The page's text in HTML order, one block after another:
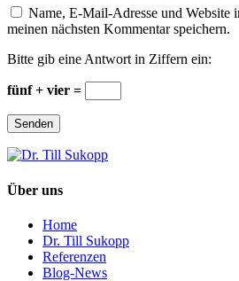
Name, E-Mail-Adresse und Website
meinen nächsten Kommentar speichern.
Bitte gib eine Antwort in Ziffern ein:
fünf + vier =
Senden
Über uns
Home
Dr. Till Sukopp
Referenzen
Blog-News